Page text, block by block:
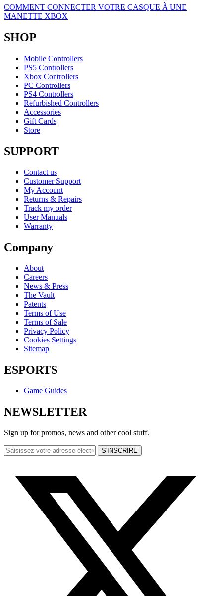
COMMENT CONNECTER VOTRE CASQUE À UNE
MANETTE XBOX
SHOP
Mobile Controllers
PS5 Controllers
Xbox Controllers
PC Controllers
PS4 Controllers
Refurbished Controllers
Accessories
Gift Cards
Store
SUPPORT
Contact us
Customer Support
My Account
Returns & Repairs
Track my order
User Manuals
Warranty
Company
About
Careers
News & Press
The Vault
Patents
Terms of Use
Terms of Sale
Privacy Policy
Cookies Settings
Sitemap
ESPORTS
Game Guides
NEWSLETTER
Sign up for promos, news and other cool stuff.